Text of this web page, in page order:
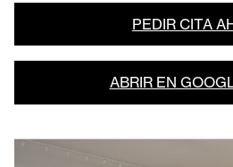
PEDIR CITA
ABRIR EN